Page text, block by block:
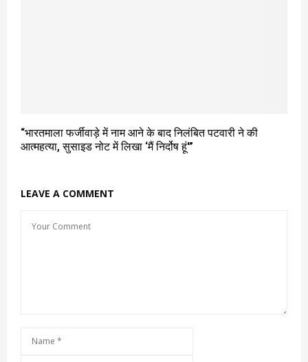
“भारतमाला फर्जीवाड़े में नाम आने के बाद निलंबित पटवारी ने की
आत्महत्या, सुसाइड नोट में लिखा ‘मैं निर्दोष हूं'”
LEAVE A COMMENT